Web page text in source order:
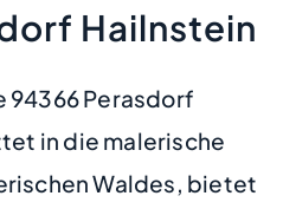
Hailnstein
94366 Perasdorf
in die malerische
Waldes, bietet